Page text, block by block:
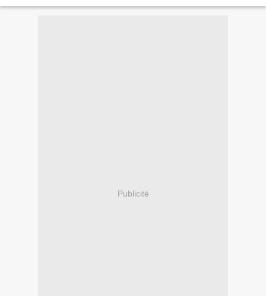
Publicité